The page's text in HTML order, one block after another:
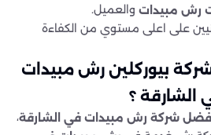
رش مبيدات والعميل.
على اعلى مستوي من الكفاءة
شركة بيوركلين رش مبيدات
الشارقة ؟
افضل شركة رش مبيدات في الشارقة،